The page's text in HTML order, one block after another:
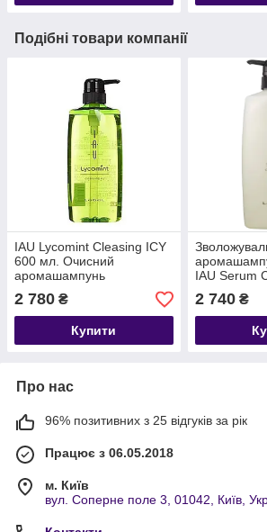
Подібні товари компанії
IAU Lycomint Cleasing ICY
600 мл. Очисний
аромашампунь
2 780 ₴
Купити
IAU Serum
2 740₴
Про нас
96% позитивних з 25 відгуків за рік
Працює з 06.05.2018
м. Київ
вул. Соперне поле 3, 01042, Київ,